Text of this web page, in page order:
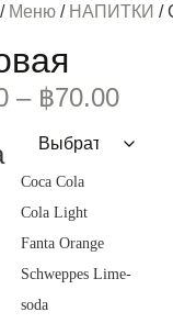
/ Меню / НАПИТКИ /
– ฿70.00
Coca Cola
Cola Light
Fanta Orange
Schweppes Lime-
soda